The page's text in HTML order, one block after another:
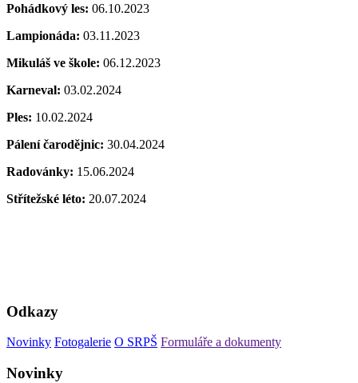
Pohádkový les: 06.10.2023
Lampionáda: 03.11.2023
Mikuláš ve škole: 06.12.2023
Karneval: 03.02.2024
Ples: 10.02.2024
Pálení čarodějnic: 30.04.2024
Radovánky: 15.06.2024
Střítežské léto: 20.07.2024
Odkazy
Novinky Fotogalerie O SRPŠ Formuláře a dokumenty
Novinky